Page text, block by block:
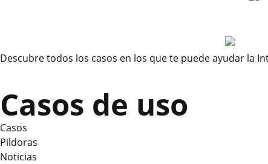
Descubre todos los casos en los que te puede ayudar la
Casos de uso
Casos
Pildoras
Noticias